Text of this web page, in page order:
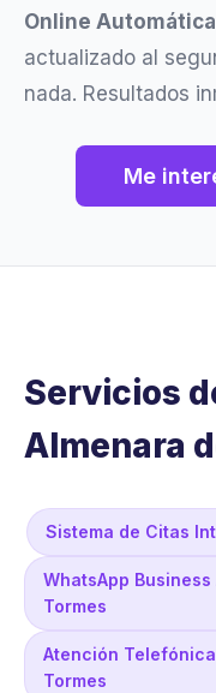
Online Automática
actualizado al
nada. Resultados
Me
Servicios
Almenara
Sistema de Citas
WhatsApp
Tormes
Atención
Tormes